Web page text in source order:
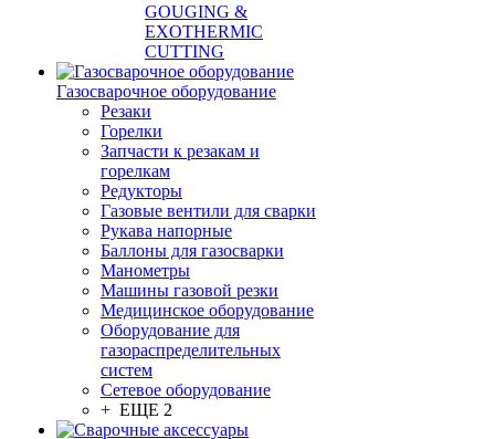
GOUGING &
EXOTHERMIC
CUTTING
Газосварочное оборудование
Резаки
Горелки
Запчасти к резакам и
горелкам
Редукторы
Газовые вентили для сварки
Рукава напорные
Баллоны для газосварки
Манометры
Машины газовой резки
Медицинское оборудование
Оборудование для
газораспределительных
систем
Сетевое оборудование
+ ЕЩЕ 2